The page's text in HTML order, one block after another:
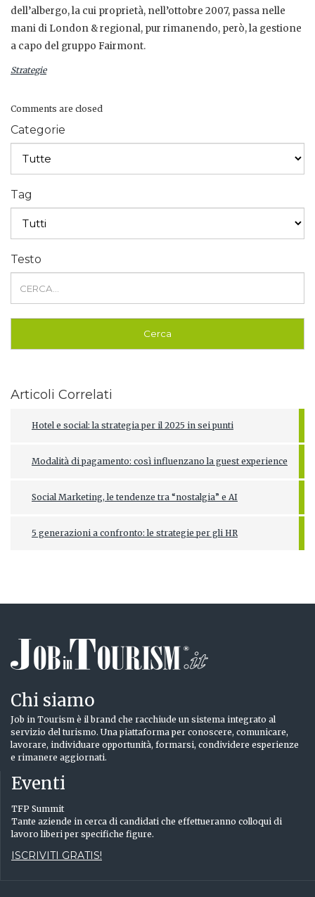
dell’albergo, la cui proprietà, nell’ottobre 2007, passa nelle
mani di London & regional, pur rimanendo, però, la gestione
a capo del gruppo Fairmont.
Strategie
Comments are closed
Categorie
Tag
Testo
Articoli Correlati
Hotel e social: la strategia per il 2025 in sei punti
Modalità di pagamento: così influenzano la guest experience
Social Marketing, le tendenze tra “nostalgia” e AI
5 generazioni a confronto: le strategie per gli HR
Chi siamo
Job in Tourism è il brand che racchiude un sistema integrato al
servizio del turismo. Una piattaforma per conoscere, comunicare,
lavorare, individuare opportunità, formarsi, condividere esperienze
e rimanere aggiornati.
Eventi
TFP Summit
Tante aziende in cerca di candidati che effettueranno colloqui di
lavoro liberi per specifiche figure.
ISCRIVITI GRATIS!